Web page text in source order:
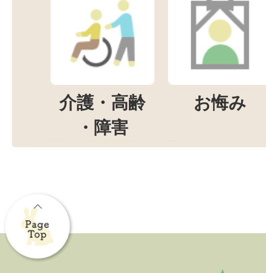
介護・高齢
・障害
お悔み